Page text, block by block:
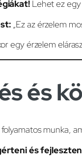
Lehet ez egy
„Ez az érzelem
egy érzelem
és
munka,
és